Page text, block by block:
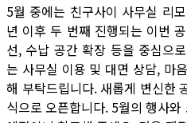
5월 중에는 친구사이 사무실 리
년 이후 두 번째 진행되는 이번
선, 수납 공간 확장 등을 중심으
는 사무실 이용 및 대면 상담, 마
해 부탁드립니다. 새롭게 변신한
식으로 오픈합니다. 5월의 행사